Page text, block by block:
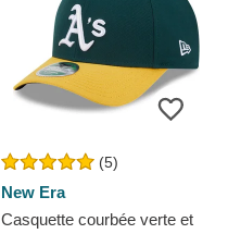
(5)
New Era
Casquette courbée verte et